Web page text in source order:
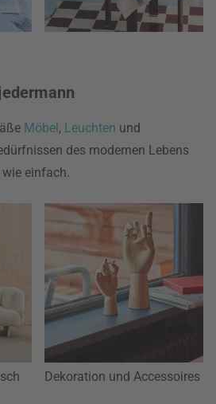
Möbel , Leuchten und
des modernen Lebens
einfach.
Dekoration und Accessoires